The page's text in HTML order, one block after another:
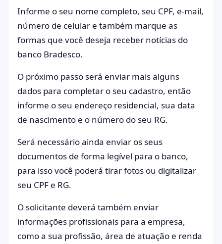
Informe o seu nome completo, seu CPF, e-mail,
número de celular e também marque as
formas que você deseja receber notícias do
banco Bradesco.
O próximo passo será enviar mais alguns
dados para completar o seu cadastro, então
informe o seu endereço residencial, sua data
de nascimento e o número do seu RG.
Será necessário ainda enviar os seus
documentos de forma legível para o banco,
para isso você poderá tirar fotos ou digitalizar
seu CPF e RG.
O solicitante deverá também enviar
informações profissionais para a empresa,
como a sua profissão, área de atuação e renda